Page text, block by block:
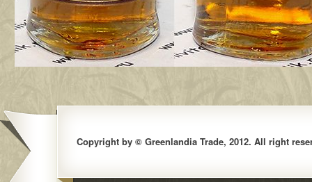
Copyright by © Greenlandia Trade, 2012. All right